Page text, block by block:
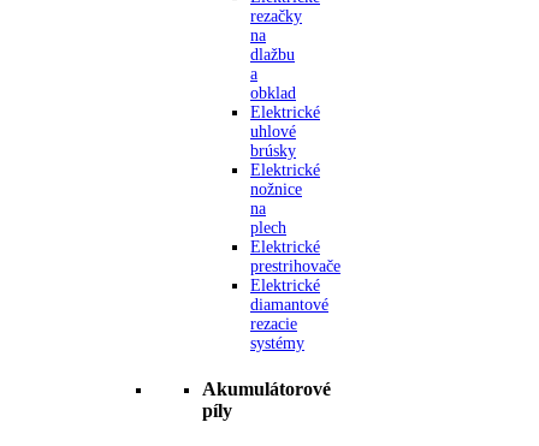
rezačky
na
dlažbu
a
obklad
Elektrické
uhlové
brúsky
Elektrické
nožnice
na
plech
Elektrické
prestrihovače
Elektrické
diamantové
rezacie
systémy
Akumulátorové
píly